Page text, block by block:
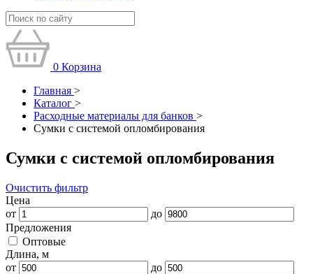
0 Корзина
Главная >
Каталог >
Расходные материалы для банков >
Сумки с системой опломбирования
Сумки с системой опломбирования
Очистить фильтр
Цена
от
до
Предложения
Оптовые
Длина, м
от
до